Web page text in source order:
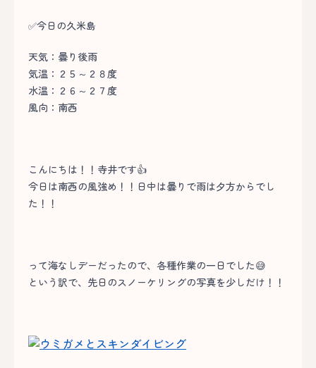
✅今日の久米島
天気：曇り後雨
気温：２５～２８度
水温：２６～２７度
風向：南西
こんにちは！！寺井です👍
今日は南西の風強め！！日中は曇りで雨は夕方からでし
た！！
って海なしデーだったので、各種作業の一日でした😅
という訳で、先日のスノーケリングの写真を少しだけ！！